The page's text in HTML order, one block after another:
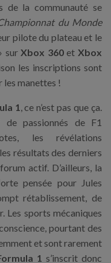
de la communauté se
du Monde
pilote du plateau et le
surXbox 360etXbox
les inscriptions sont
les manettes !
1, ce n’est pas que ça.
passionnés de F1
les révélations
résultats des derniers
actif. D’ailleurs, la
pensée pour Jules
rétablissement, de
Les sports mécaniques
pourtant des
et sont rarement
1 s’inscrit donc